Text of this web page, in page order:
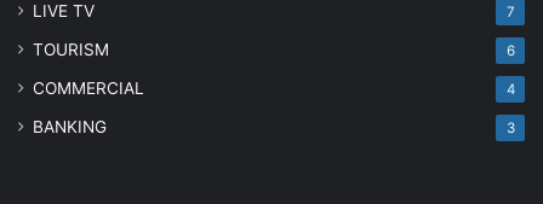
LIVE TV 7
TOURISM 6
COMMERCIAL 4
BANKING 3